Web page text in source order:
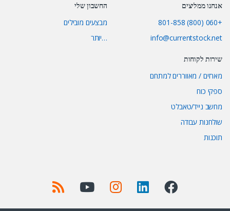
אנחנו ממליצים
+060 (800) 801-858
info@currentstock.net
החשבון שלי
מבצעים מובילים
…יותר
שירות לקוחות
מארזים / מאווררים למתחם
ספקי כוח
מחשב נייד/טאבלט
שולחנות עבודה
תוכנות